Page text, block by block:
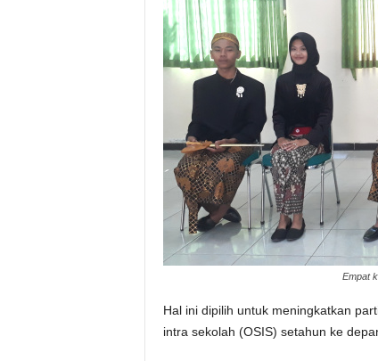
Empat
Hal ini dipilih untuk meningkatkan
intra sekolah (OSIS) setahun ke